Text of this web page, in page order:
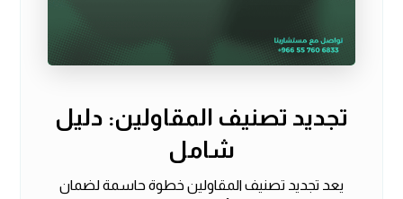
تجديد تصنيف المقاولين: دليل
شامل
يعد تجديد تصنيف المقاولين خطوة حاسمة لضمان